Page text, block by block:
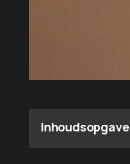
Inhoudsopgave